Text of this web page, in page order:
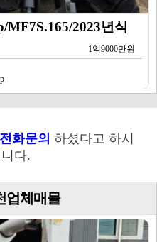
MF7S.165/2023년식
1억9000만원
전화문의 하셨다고 하시
다.
업체매물